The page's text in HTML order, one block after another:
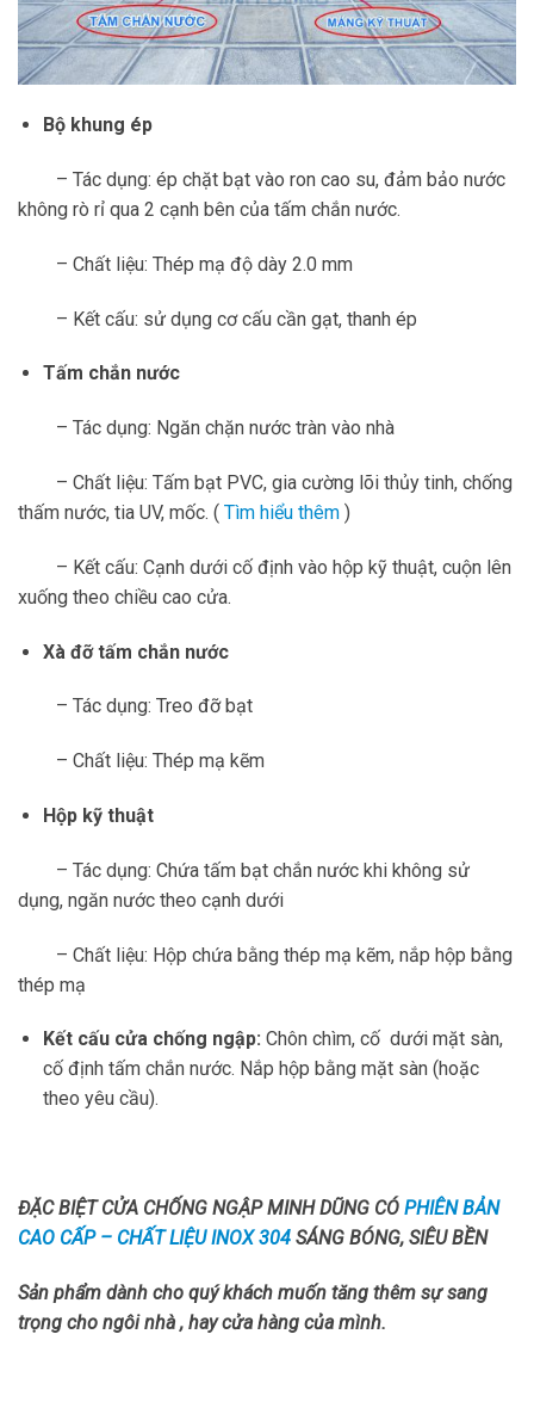
Bộ khung ép
– Tác dụng: ép chặt bạt vào ron cao su, đảm bảo nước
không rò rỉ qua 2 cạnh bên của tấm chắn nước.
– Chất liệu: Thép mạ độ dày 2.0 mm
– Kết cấu: sử dụng cơ cấu cần gạt, thanh ép
Tấm chắn nước
– Tác dụng: Ngăn chặn nước tràn vào nhà
– Chất liệu: Tấm bạt PVC, gia cường lõi thủy tinh, chống
thấm nước, tia UV, mốc. ( Tìm hiểu thêm )
– Kết cấu: Cạnh dưới cố định vào hộp kỹ thuật, cuộn lên
xuống theo chiều cao cửa.
Xà đỡ tấm chắn nước
– Tác dụng: Treo đỡ bạt
– Chất liệu: Thép mạ kẽm
Hộp kỹ thuật
– Tác dụng: Chứa tấm bạt chắn nước khi không sử
dụng, ngăn nước theo cạnh dưới
– Chất liệu: Hộp chứa bằng thép mạ kẽm, nắp hộp bằng
thép mạ
Kết cấu cửa chống ngập: Chôn chìm, cố dưới mặt sàn,
cố định tấm chắn nước. Nắp hộp bằng mặt sàn (hoặc
theo yêu cầu).
ĐẶC BIỆT CỬA CHỐNG NGẬP MINH DŨNG CÓ PHIÊN BẢN
CAO CẤP – CHẤT LIỆU INOX 304 SÁNG BÓNG, SIÊU BỀN
Sản phẩm dành cho quý khách muốn tăng thêm sự sang
trọng cho ngôi nhà , hay cửa hàng của mình.